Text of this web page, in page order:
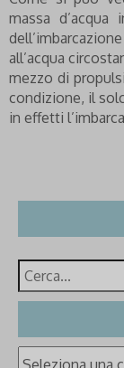
massa
all’acqua
mezzo di
condizione, il
in effetti